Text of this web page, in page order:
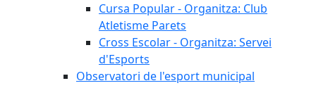
Cursa Popular - Organitza: Club
Atletisme Parets
Cross Escolar - Organitza: Servei
d'Esports
Observatori de l'esport municipal